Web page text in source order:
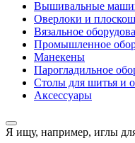
Вышивальные
Оверлоки и
Вязальное
Промышленное
Манекены
Парогладильное
Столы для шитья и
Аксессуары
Я ищу, например, иглы